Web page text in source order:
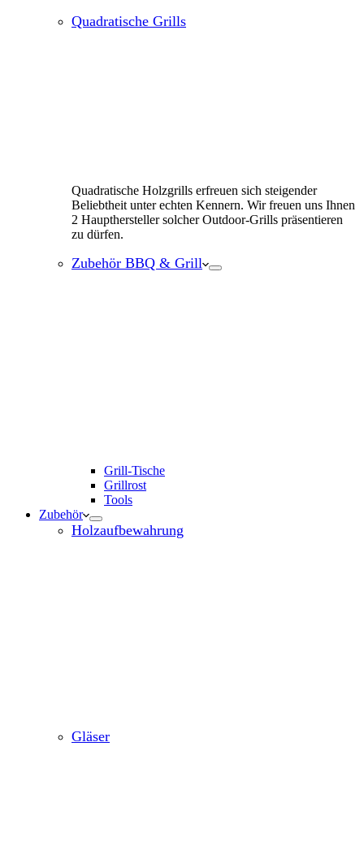
Quadratische Grills
Quadratische Holzgrills erfreuen sich steigender
Beliebtheit unter echten Kennern. Wir freuen uns Ihnen
2 Haupthersteller solcher Outdoor-Grills präsentieren
zu dürfen.
Zubehör BBQ & Grill
Grill-Tische
Grillrost
Tools
Zubehör
Holzaufbewahrung
Gläser